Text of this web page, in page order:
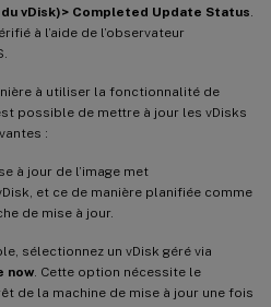
vDisk)> Completed Update Status
à l’aide de l’observateur
à utiliser la fonctionnalité de
possible de mettre à jour les vDisks
:
à jour de l’image met
et ce de manière planifiée comme
de mise à jour.
sélectionnez un vDisk géré via
now . Cette option nécessite le
de la machine de mise à jour une fois